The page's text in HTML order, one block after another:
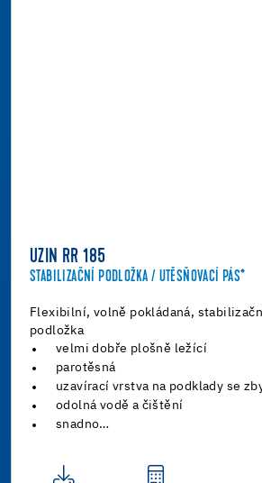
UZIN RR 185
STABILIZAČNÍ PODLOŽKA / UTĚSŇOVACÍ PÁS*
Flexibilní, volně pokládaná,
podložka
velmi dobře plošně ležící
parotěsná
uzavírací vrstva na podklady se
odolná vodě a čištění
snadno…